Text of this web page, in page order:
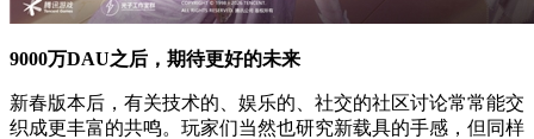
9000万DAU之后，期待更好的未来
新春版本后，有关技术的、娱乐的、社交的社区讨论常常能交
织成更丰富的共鸣。玩家们当然也研究新载具的手感，但同样